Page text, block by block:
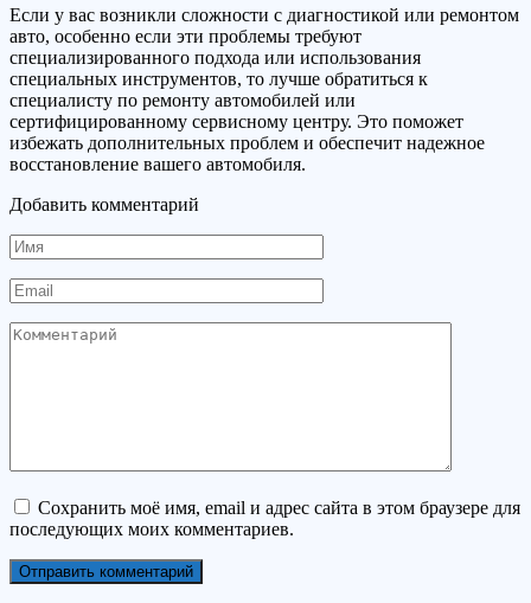
Если у вас возникли сложности с диагностикой или ремонтом
авто, особенно если эти проблемы требуют
специализированного подхода или использования
специальных инструментов, то лучше обратиться к
специалисту по ремонту автомобилей или
сертифицированному сервисному центру. Это поможет
избежать дополнительных проблем и обеспечит надежное
восстановление вашего автомобиля.
Добавить комментарий
Имя
Email
Комментарий
Сохранить моё имя, email и адрес сайта в этом браузере для
последующих моих комментариев.